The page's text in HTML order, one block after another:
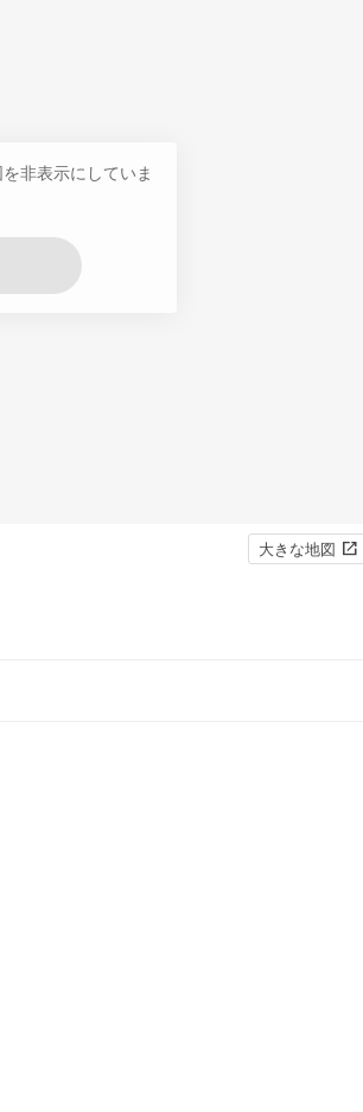
非表示にしていま
大きな地図